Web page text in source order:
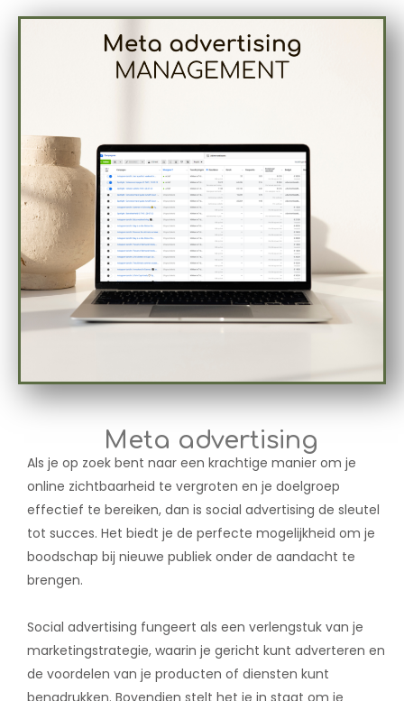
Meta advertising
Als je op zoek bent naar een krachtige manier om je
online zichtbaarheid te vergroten en je doelgroep
effectief te bereiken, dan is social advertising de sleutel
tot succes. Het biedt je de perfecte mogelijkheid om je
boodschap bij nieuwe publiek onder de aandacht te
brengen.
Social advertising fungeert als een verlengstuk van je
marketingstrategie, waarin je gericht kunt adverteren en
de voordelen van je producten of diensten kunt
benadrukken. Bovendien stelt het je in staat om je